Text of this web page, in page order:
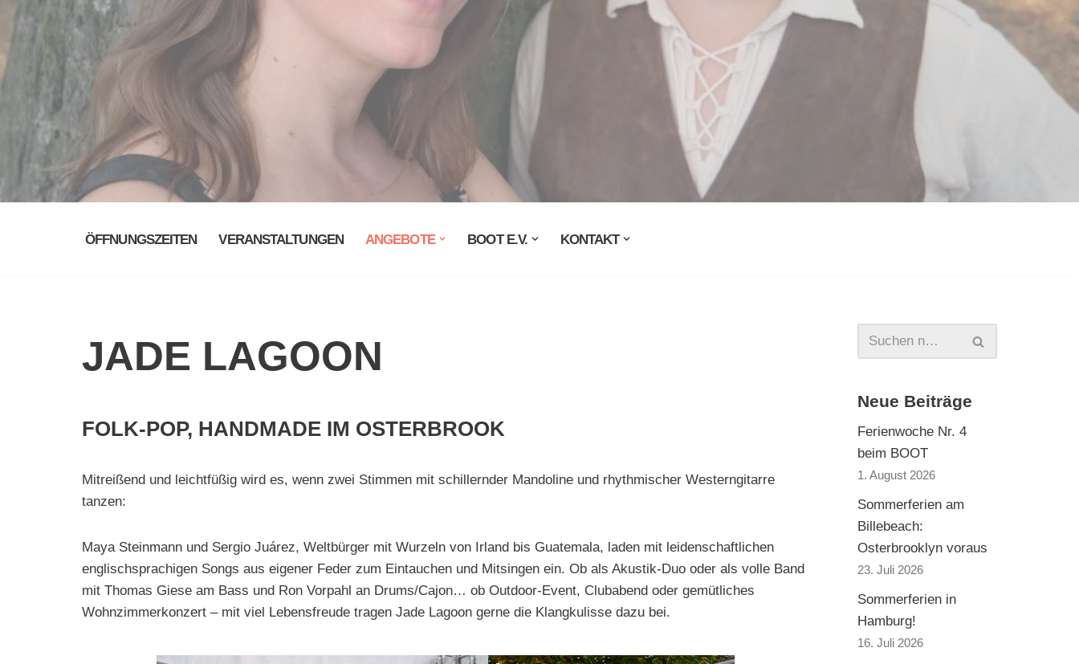
ÖFFNUNGSZEITEN VERANSTALTUNGEN ANGEBOTE BOOT E.V. KONTAKT
JADE LAGOON
FOLK-POP, HANDMADE IM OSTERBROOK
Mitreißend und leichtfüßig wird es, wenn zwei Stimmen mit schillernder Mandoline und rhythmischer Westerngitarre
tanzen:
Maya Steinmann und Sergio Juárez, Weltbürger mit Wurzeln von Irland bis Guatemala, laden mit leidenschaftlichen
englischsprachigen Songs aus eigener Feder zum Eintauchen und Mitsingen ein. Ob als Akustik-Duo oder als volle Band
mit Thomas Giese am Bass und Ron Vorpahl an Drums/Cajon… ob Outdoor-Event, Clubabend oder gemütliches
Wohnzimmerkonzert – mit viel Lebensfreude tragen Jade Lagoon gerne die Klangkulisse dazu bei.
Neue Beiträge
Ferienwoche Nr. 4
beim BOOT
1. August 2026
Sommerferien am
Billebeach:
Osterbrooklyn voraus
23. Juli 2026
Sommerferien in
Hamburg!
16. Juli 2026